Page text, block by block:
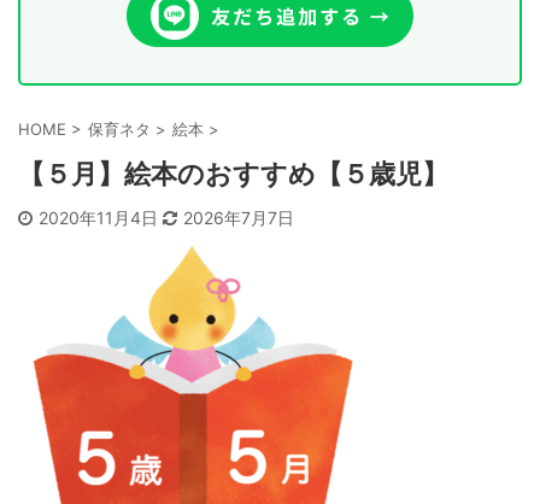
HOME > 保育ネタ > 絵本 >
【５月】絵本のおすすめ【５歳児】
2020年11月4日 2026年7月7日